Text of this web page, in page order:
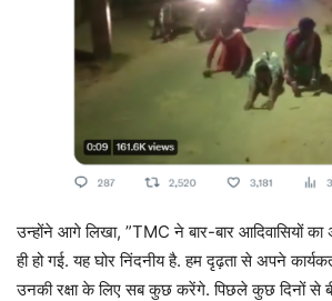
उन्होंने आगे लिखा, ”TMC ने बार-बार आदिवासियों का
ही हो गई. यह घोर निंदनीय है. हम दृढ़ता से अपने
उनकी रक्षा के लिए सब कुछ करेंगे. पिछले कुछ दिनों से